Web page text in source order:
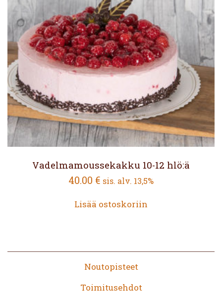
Vadelmamoussekakku 10-12 hlö:ä
40.00 € sis. alv. 13,5%
Lisää ostoskoriin
Noutopisteet
Toimitusehdot